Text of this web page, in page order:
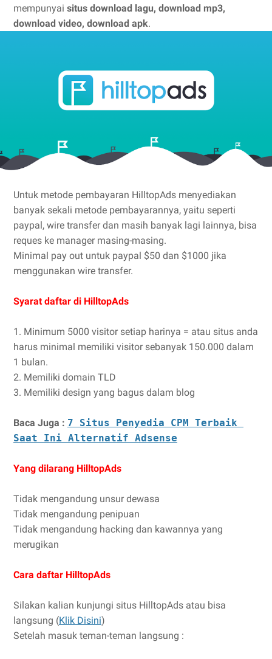
mempunyai situs download lagu, download mp3,
download video, download apk.
Untuk metode pembayaran HilltopAds menyediakan
banyak sekali metode pembayarannya, yaitu seperti
paypal, wire transfer dan masih banyak lagi lainnya, bisa
reques ke manager masing-masing.
Minimal pay out untuk paypal $50 dan $1000 jika
menggunakan wire transfer.
Syarat daftar di HilltopAds
1. Minimum 5000 visitor setiap harinya = atau situs anda
harus minimal memiliki visitor sebanyak 150.000 dalam
1 bulan.
2. Memiliki domain TLD
3. Memiliki design yang bagus dalam blog
Baca Juga : 7 Situs Penyedia CPM Terbaik
Saat Ini Alternatif Adsense
Yang dilarang HilltopAds
Tidak mengandung unsur dewasa
Tidak mengandung penipuan
Tidak mengandung hacking dan kawannya yang
merugikan
Cara daftar HilltopAds
Silakan kalian kunjungi situs HilltopAds atau bisa
langsung (Klik Disini)
Setelah masuk teman-teman langsung :